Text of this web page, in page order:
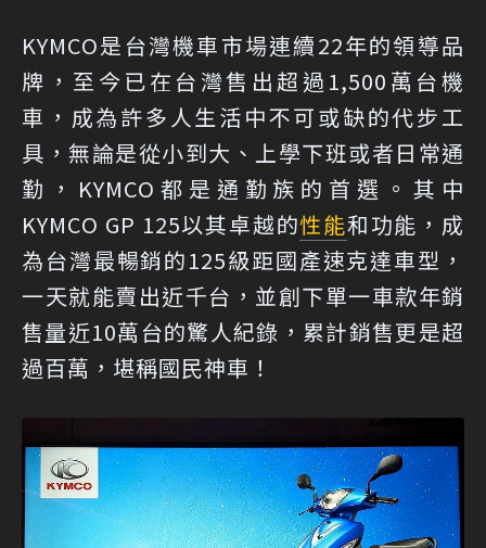
KYMCO是台灣機車市場連續22年的領導品
牌，至今已在台灣售出超過1,500萬台機
車，成為許多人生活中不可或缺的代步工
具，無論是從小到大、上學下班或者日常通
勤，KYMCO都是通勤族的首選。其中
KYMCO GP 125以其卓越的性能和功能，成
為台灣最暢銷的125級距國產速克達車型，
一天就能賣出近千台，並創下單一車款年銷
售量近10萬台的驚人紀錄，累計銷售更是超
過百萬，堪稱國民神車！